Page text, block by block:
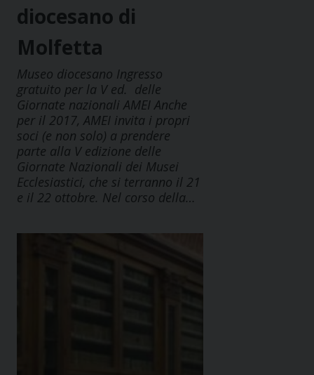
diocesano di
Molfetta
Museo diocesano Ingresso
gratuito per la V ed. delle
Giornate nazionali AMEI Anche
per il 2017, AMEI invita i propri
soci (e non solo) a prendere
parte alla V edizione delle
Giornate Nazionali dei Musei
Ecclesiastici, che si terranno il 21
e il 22 ottobre. Nel corso della…